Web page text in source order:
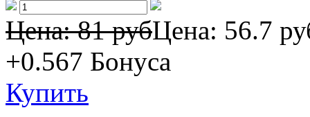
Цена: 81 рубЦена: 56.7
+0.567 Бонуса
Купить